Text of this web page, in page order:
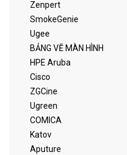
Zenpert
SmokeGenie
Ugee
BẢNG VẼ MÀN HÌNH
HPE Aruba
Cisco
ZGCine
Ugreen
COMICA
Katov
Aputure